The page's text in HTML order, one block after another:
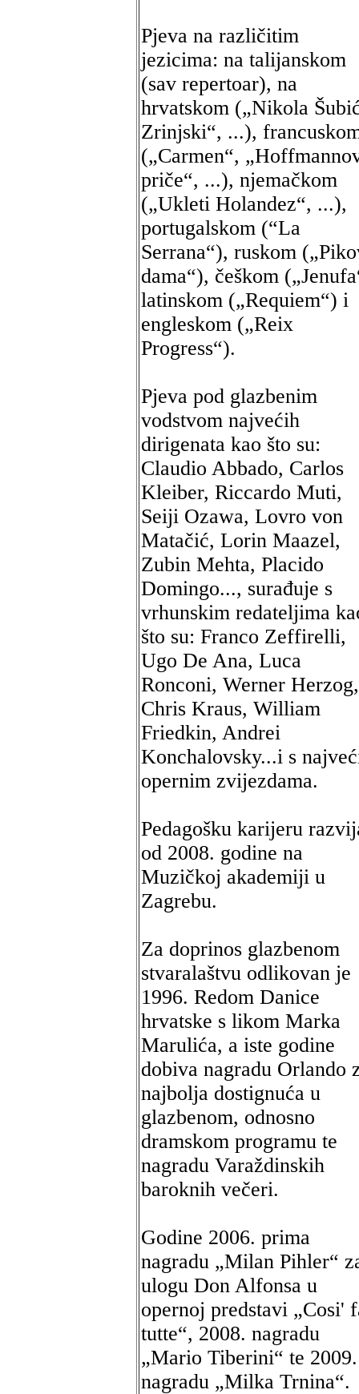
Pjeva na različitim
jezicima: na talijanskom
(sav repertoar), na
hrvatskom („Nikola
Zrinjski“, ...),
(„Carmen“,
priče“, ...), njemačkom
(„Ukleti Holandez“, ...),
portugalskom (“La
Serrana“), ruskom
dama“), češkom
latinskom („Requiem“) i
engleskom („Reix
Progress“).
Pjeva pod glazbenim
vodstvom najvećih
dirigenata kao što su:
Claudio Abbado, Carlos
Kleiber, Riccardo Muti,
Seiji Ozawa, Lovro von
Matačić, Lorin Maazel,
Zubin Mehta, Placido
Domingo..., surađuje s
vrhunskim redateljima
što su: Franco Zeffirelli,
Ugo De Ana, Luca
Ronconi, Werner Herzog,
Chris Kraus, William
Friedkin, Andrei
Konchalovsky...i s
opernim zvijezdama.
Pedagošku karijeru
od 2008. godine na
Muzičkoj akademiji u
Zagrebu.
Za doprinos glazbenom
stvaralaštvu odlikovan je
1996. Redom Danice
hrvatske s likom Marka
Marulića, a iste godine
dobiva nagradu Orlando
najbolja dostignuća u
glazbenom, odnosno
dramskom programu te
nagradu Varaždinskih
baroknih večeri.
Godine 2006. prima
nagradu „Milan Pihler“
ulogu Don Alfonsa u
opernoj predstavi „Cosi'
tutte“, 2008. nagradu
„Mario Tiberini“ te 2009.
nagradu „Milka Trnina“.